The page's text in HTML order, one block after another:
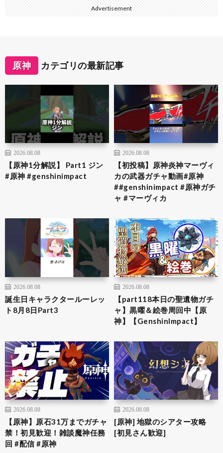
Advertisement
原神 カテゴリの最新記事
2026.08.08
【原神1分解説】 Part1 ジン
#原神 #genshinimpact
2026.08.08
【初投稿】原神炎神マーヴィ
カの武器ガチャ動画#原神
##genshinimpact #原神ガチ
ャ #マーヴィカ
2026.08.08
誕生日キャラクタールーレッ
ト8月8日Part3
2026.08.08
【part118本日の聖遺物ガチ
ャ】黒曜＆絵巻周回中【原
神】【GenshinImpact】
2026.08.08
【原神】原石31万までガチャ
禁！初見歓迎！雑談魔神任務
回 #配信 #原神
2026.08.08
[原神] 地獄のシアター攻略
[初見さん歓迎]